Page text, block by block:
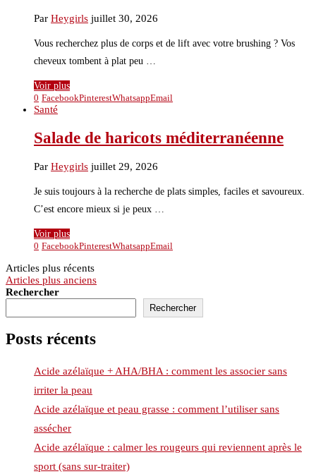
Par Heygirls juillet 30, 2026
Vous recherchez plus de corps et de lift avec votre brushing ? Vos
cheveux tombent à plat peu …
Voir plus
0 FacebookPinterestWhatsappEmail
Santé
Salade de haricots méditerranéenne
Par Heygirls juillet 29, 2026
Je suis toujours à la recherche de plats simples, faciles et savoureux.
C’est encore mieux si je peux …
Voir plus
0 FacebookPinterestWhatsappEmail
Articles plus récents
Articles plus anciens
Rechercher
Rechercher
Posts récents
Acide azélaïque + AHA/BHA : comment les associer sans
irriter la peau
Acide azélaïque et peau grasse : comment l’utiliser sans
assécher
Acide azélaïque : calmer les rougeurs qui reviennent après le
sport (sans sur-traiter)